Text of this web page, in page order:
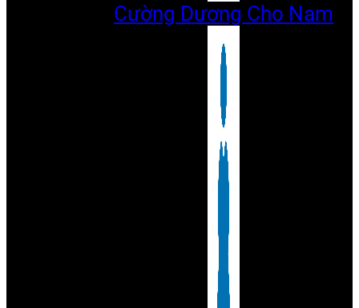
Cường Dương Cho Nam